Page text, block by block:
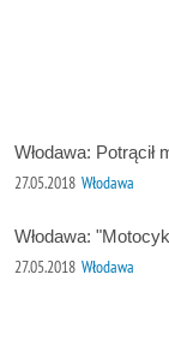
Włodawa: Potrącił
27.05.2018 Włodawa
Włodawa:
27.05.2018 Włodawa